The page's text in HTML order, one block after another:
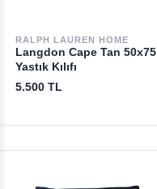
RALPH LAUREN HOME
Langdon Cape Tan 50x75
Yastık Kılıfı
5.500 TL